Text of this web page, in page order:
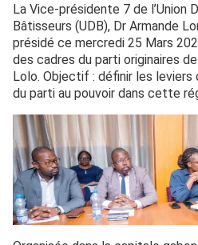
La Vice-présidente 7 de l’Union
Bâtisseurs (UDB), Dr Armande
présidé ce mercredi 25 Mars
des cadres du parti originaires
Lolo. Objectif : définir les leviers
du parti au pouvoir dans cette